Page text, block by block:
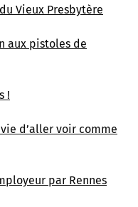
Vieux Presbytère
aux pistoles de
!
d’aller voir comme
par Rennes